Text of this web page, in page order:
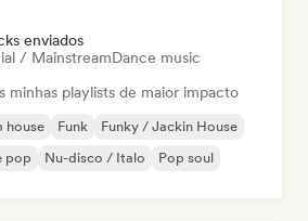
enviados
/ MainstreamDance music
minhas playlists de maior impacto
house Funk
Funky / Jackin House
pop Nu-disco / Italo Pop soul